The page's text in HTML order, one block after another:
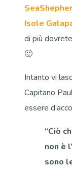
Isole
di più
🙂
Intanto vi
Capitano
essere
“Ciò
non è
sono